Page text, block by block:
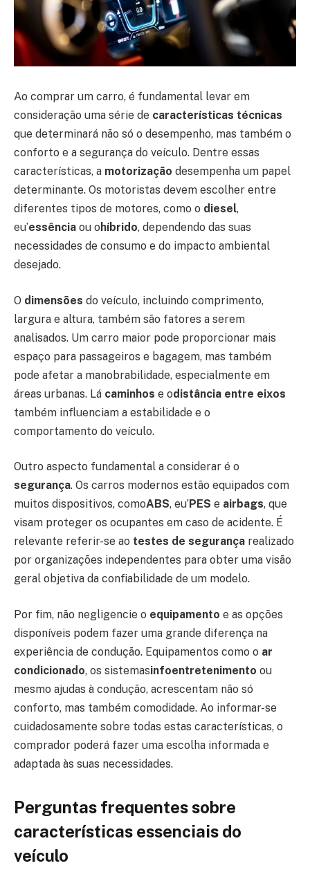
Ao comprar um carro, é fundamental levar em
consideração uma série de características técnicas
que determinará não só o desempenho, mas também o
conforto e a segurança do veículo. Dentre essas
características, a motorização desempenha um papel
determinante. Os motoristas devem escolher entre
diferentes tipos de motores, como o diesel,
eu’essência ou o híbrido, dependendo das suas
necessidades de consumo e do impacto ambiental
desejado.
O dimensões do veículo, incluindo comprimento,
largura e altura, também são fatores a serem
analisados. Um carro maior pode proporcionar mais
espaço para passageiros e bagagem, mas também
pode afetar a manobrabilidade, especialmente em
áreas urbanas. Lá caminhos e odistância entre eixos
também influenciam a estabilidade e o
comportamento do veículo.
Outro aspecto fundamental a considerar é o
segurança. Os carros modernos estão equipados com
muitos dispositivos, comoABS, eu’PES e airbags, que
visam proteger os ocupantes em caso de acidente. É
relevante referir-se ao testes de segurança realizado
por organizações independentes para obter uma visão
geral objetiva da confiabilidade de um modelo.
Por fim, não negligencie o equipamento e as opções
disponíveis podem fazer uma grande diferença na
experiência de condução. Equipamentos como o ar
condicionado, os sistemasinfoentretenimento ou
mesmo ajudas à condução, acrescentam não só
conforto, mas também comodidade. Ao informar-se
cuidadosamente sobre todas estas características, o
comprador poderá fazer uma escolha informada e
adaptada às suas necessidades.
Perguntas frequentes sobre
características essenciais do
veículo